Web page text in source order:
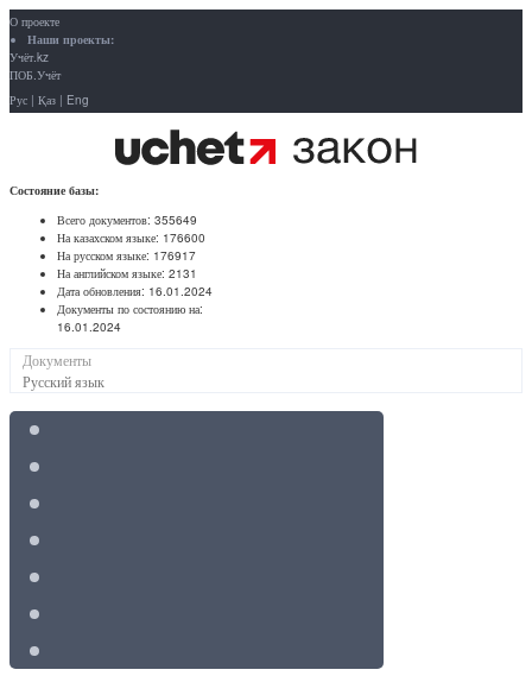
О проекте
Наши проекты:
Учёт.kz
ПОБ.Учёт
Рус | Қаз | Eng
Состояние базы:
Всего документов: 355649
На казахском языке: 176600
На русском языке: 176917
На английском языке: 2131
Дата обновления: 16.01.2024
Документы по состоянию на:
16.01.2024
Документы
Русский язык